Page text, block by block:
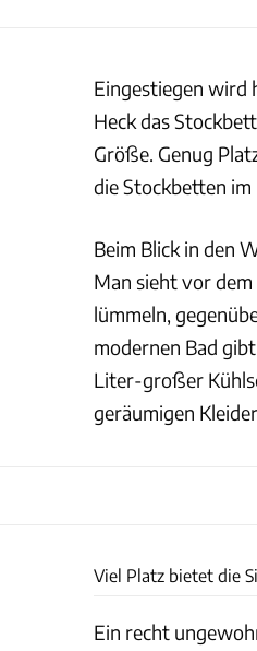
Eingestiegen wird
Heck das
Größe. Genug
die Stockbetten
Beim Blick in den
Man sieht vor
lümmeln,
modernen Bad
Liter-großer
geräumigen
Viel Platz bietet die
Ein recht